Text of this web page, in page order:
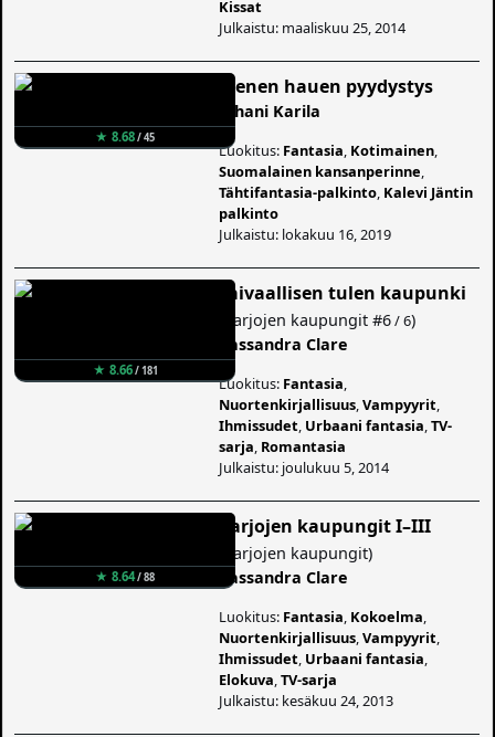
Kissat
Julkaistu: maaliskuu 25, 2014
★ 8.68/ 45
Pienen hauen pyydystys
Juhani Karila
Luokitus: Fantasia Kotimainen
Suomalainen kansanperinne
Tähtifantasia-palkinto Kalevi Jäntin
palkinto
Julkaistu: lokakuu 16, 2019
★ 8.66/ 181
Taivaallisen tulen kaupunki
Varjojen kaupungit #6/ 6)
Cassandra Clare
Luokitus: Fantasia
Nuortenkirjallisuus ,Vampyyrit
Ihmissudet Urbaani fantasia ,TV-
sarja Romantasia
Julkaistu: joulukuu 5, 2014
★ 8.64/ 88
Varjojen kaupungit I–III
Varjojen kaupungit)
Cassandra Clare
Luokitus: Fantasia Kokoelma
Nuortenkirjallisuus ,Vampyyrit
Ihmissudet Urbaani fantasia
Elokuva ,TV-sarja
Julkaistu: kesäkuu 24, 2013